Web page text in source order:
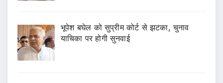
भूपेश बघेल को सुप्रीम कोर्ट से झटका, चुनाव
याचिका पर होगी सुनवाई